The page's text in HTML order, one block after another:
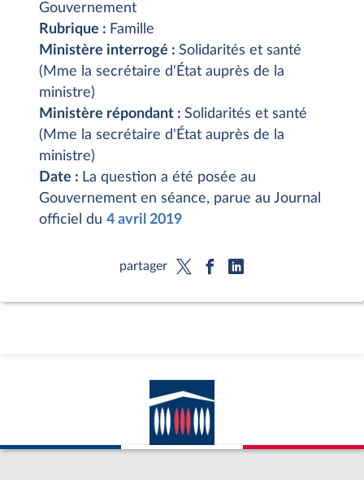
Gouvernement
Rubrique : Famille
Ministère interrogé : Solidarités et santé
(Mme la secrétaire d'État auprès de la
ministre)
Ministère répondant : Solidarités et santé
(Mme la secrétaire d'État auprès de la
ministre)
Date : La question a été posée au
Gouvernement en séance, parue au Journal
officiel du 4 avril 2019
partager